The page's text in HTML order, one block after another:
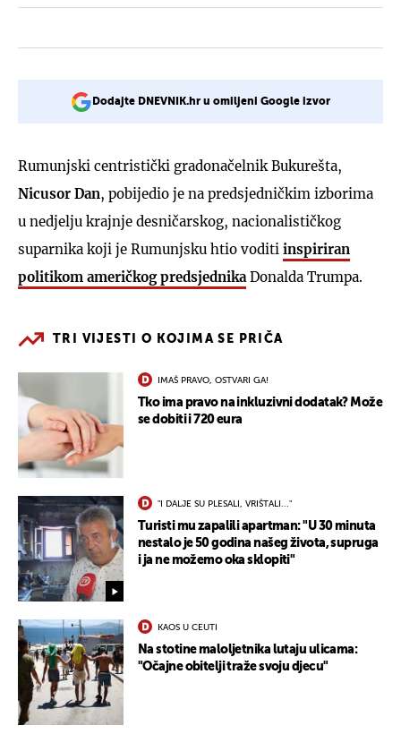
Dodajte DNEVNIK.hr u omiljeni Google izvor
Rumunjski centristički gradonačelnik Bukurešta,
Nicusor Dan, pobijedio je na predsjedničkim izborima
u nedjelju krajnje desničarskog, nacionalističkog
suparnika koji je Rumunjsku htio voditi inspiriran
politikom američkog predsjednika Donalda Trumpa.
TRI VIJESTI O KOJIMA SE PRIČA
IMAŠ PRAVO, OSTVARI GA!
Tko ima pravo na inkluzivni dodatak? Može
se dobiti i 720 eura
"I DALJE SU PLESALI, VRIŠTALI..."
Turisti mu zapalili apartman: "U 30 minuta
nestalo je 50 godina našeg života, supruga
i ja ne možemo oka sklopiti"
KAOS U CEUTI
Na stotine maloljetnika lutaju ulicama:
"Očajne obitelji traže svoju djecu"